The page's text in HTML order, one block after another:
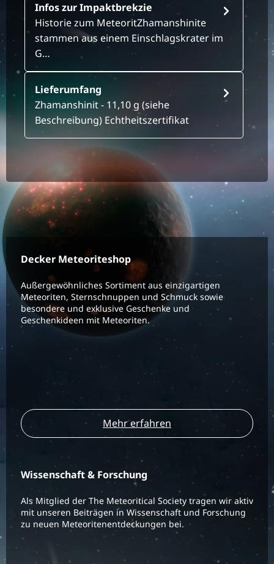
Infos zur Impaktbrekzie
Historie zum MeteoritZhamanshinite
stammen aus einem Einschlagskrater im
G…
Lieferumfang
Zhamanshinit - 11,10 g (siehe
Beschreibung) Echtheitszertifikat
Decker Meteoriteshop
Außergewöhnliches Sortiment aus einzigartigen
Meteoriten, Sternschnuppen und Schmuck sowie
besondere und exklusive Geschenke und
Geschenkideen mit Meteoriten.
Mehr erfahren
Wissenschaft & Forschung
Als Mitglied der The Meteoritical Society tragen wir aktiv
mit unseren Beiträgen in Wissenschaft und Forschung
zu neuen Meteoritenentdeckungen bei.